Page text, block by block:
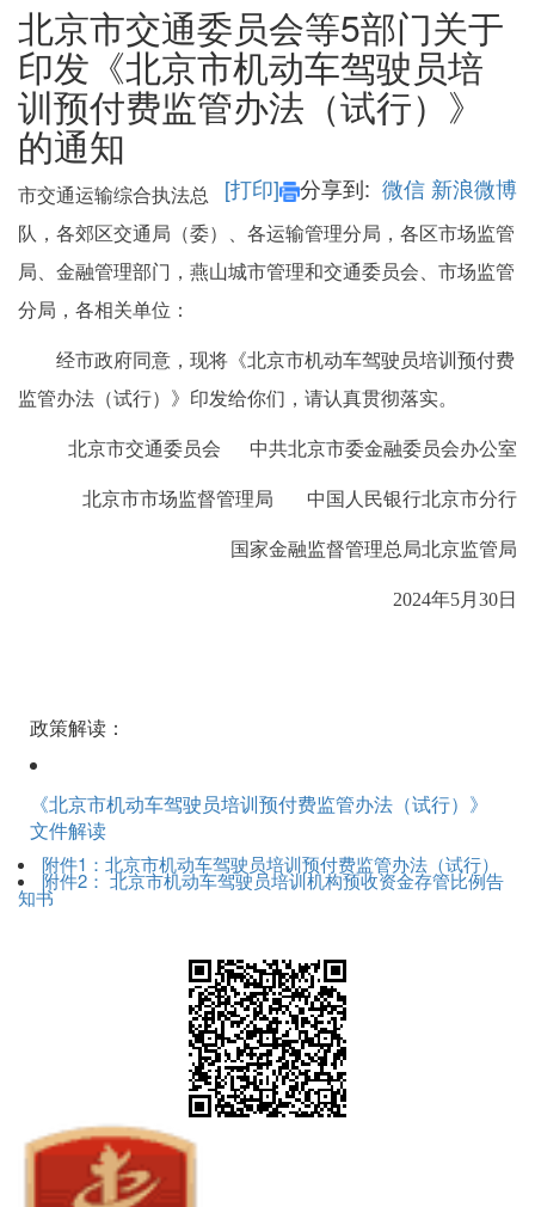
北京市交通委员会等5部门关于
印发《北京市机动车驾驶员培
训预付费监管办法（试行）》
的通知
[打印] 分享到: 微信 新浪微博
市交通运输综合执法总
队，各郊区交通局（委）、各运输管理分局，各区市场监管
局、金融管理部门，燕山城市管理和交通委员会、市场监管
分局，各相关单位：
经市政府同意，现将《北京市机动车驾驶员培训预付费
监管办法（试行）》印发给你们，请认真贯彻落实。
北京市交通委员会 中共北京市委金融委员会办公室
北京市市场监督管理局 中国人民银行北京市分行
国家金融监督管理总局北京监管局
2024年5月30日
政策解读：
《北京市机动车驾驶员培训预付费监管办法（试行）》
文件解读
附件1：北京市机动车驾驶员培训预付费监管办法（试行）
附件2： 北京市机动车驾驶员培训机构预收资金存管比例告
知书